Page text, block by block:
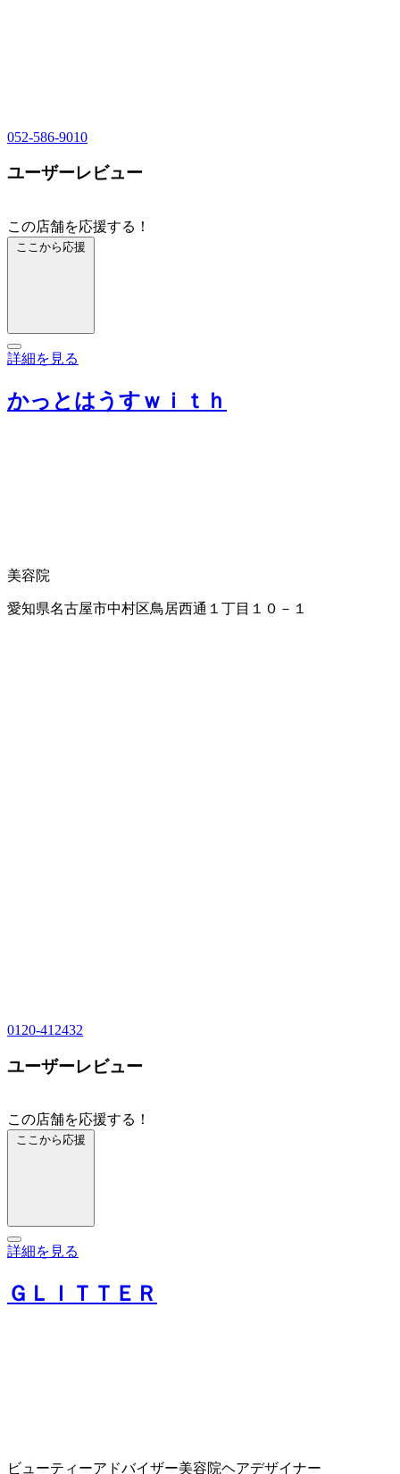
052-586-9010
ユーザーレビュー
この店舗を応援する！
ここから応援
詳細を見る
かっとはうすｗｉｔｈ
美容院
愛知県名古屋市中村区鳥居西通１丁目１０－１
0120-412432
ユーザーレビュー
この店舗を応援する！
ここから応援
詳細を見る
ＧＬＩＴＴＥＲ
ビューティーアドバイザー美容院ヘアデザイナー